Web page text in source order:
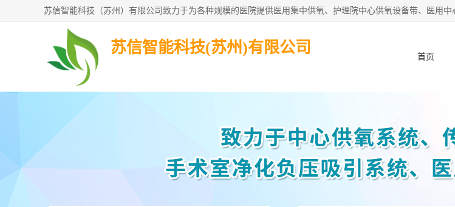
苏信智能科技(苏州)有限公司
首页